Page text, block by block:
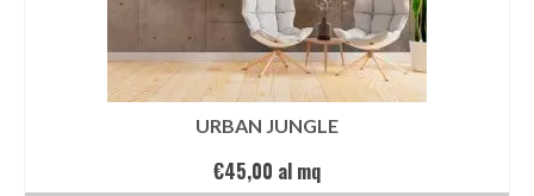
URBAN JUNGLE
€45,00 al mq